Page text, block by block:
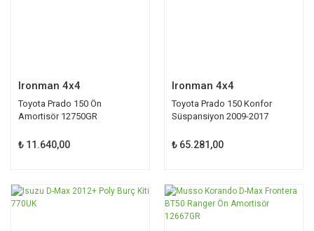
Ironman 4x4
Toyota Prado 150 Ön
Amortisör 12750GR
₺ 11.640,00
Ironman 4x4
Toyota Prado 150 Konfor
Süspansiyon 2009-2017
₺ 65.281,00